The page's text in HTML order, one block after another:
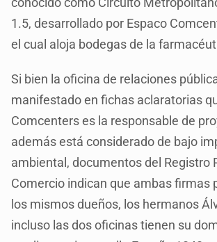
1.5, desarrollado por Espaco
el cual aloja bodegas de la
Si bien la oficina de relaciones
manifestado en fichas aclaratorias
Comcenters es la responsable de
además está considerado de bajo
ambiental, documentos del Registro
Comercio indican que ambas firmas
los mismos dueños, los hermanos
incluso las dos oficinas tienen su